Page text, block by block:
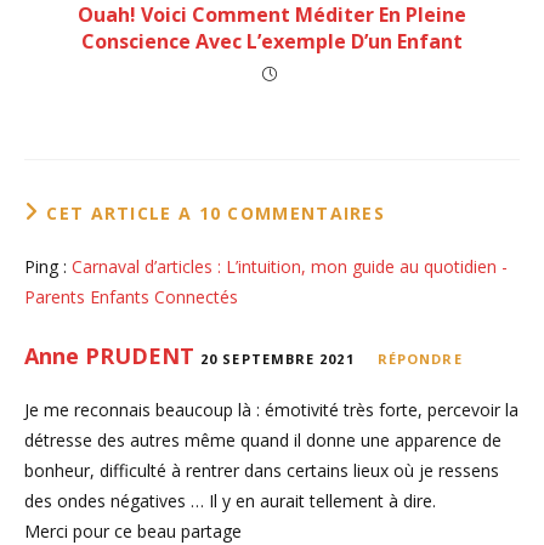
Ouah! Voici Comment Méditer En Pleine
Conscience Avec L’exemple D’un Enfant
CET ARTICLE A 10 COMMENTAIRES
Ping : Carnaval d’articles : L’intuition, mon guide au quotidien -
Parents Enfants Connectés
Anne PRUDENT 20 SEPTEMBRE 2021 RÉPONDRE
Je me reconnais beaucoup là : émotivité très forte, percevoir la
détresse des autres même quand il donne une apparence de
bonheur, difficulté à rentrer dans certains lieux où je ressens
des ondes négatives … Il y en aurait tellement à dire.
Merci pour ce beau partage